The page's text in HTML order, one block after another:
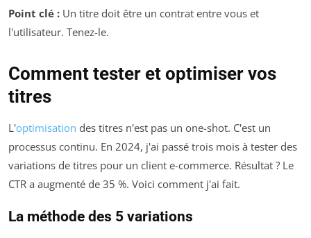
Point clé : Un titre doit être un contrat entre vous et
l'utilisateur. Tenez-le.
Comment tester et optimiser vos
titres
L'optimisation des titres n'est pas un one-shot. C'est un
processus continu. En 2024, j'ai passé trois mois à tester des
variations de titres pour un client e-commerce. Résultat ? Le
CTR a augmenté de 35 %. Voici comment j'ai fait.
La méthode des 5 variations